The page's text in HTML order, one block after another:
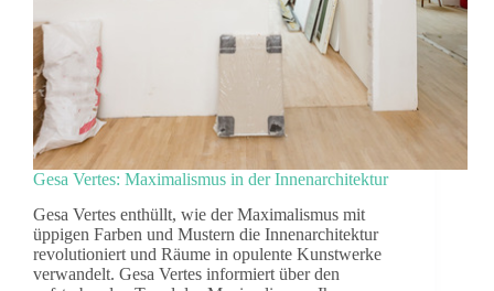
Gesa Vertes: Maximalismus in der Innenarchitektur
Gesa Vertes enthüllt, wie der Maximalismus mit
üppigen Farben und Mustern die Innenarchitektur
revolutioniert und Räume in opulente Kunstwerke
verwandelt. Gesa Vertes informiert über den